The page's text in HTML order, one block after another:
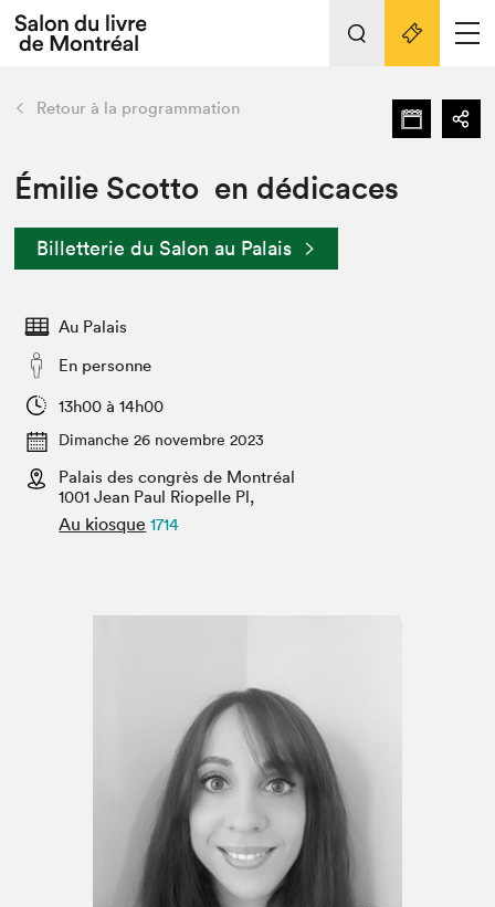
Espace exposant⋅e⋅s
Espace enseignant·e·s
Espace médias
L'événement
Préparer sa visite au Salon
Actualités
SLM PRO
retour Nos activités
Préparer sa visite
Salon dans la ville et en ligne
Projets partenaires
Liens pratiques
Retour à la programmation
Émilie Scotto en dédicaces
Billetterie du Salon au Palais
Au Palais
En personne
13h00 à 14h00
Dimanche 26 novembre 2023
Palais des congrès de Montréal
1001 Jean Paul Riopelle Pl,
Au kiosque 1714